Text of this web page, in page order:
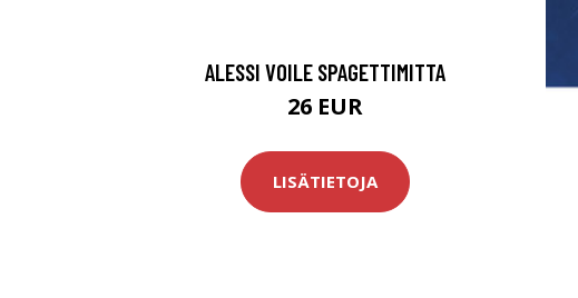
ALESSI VOILE SPAGETTIMITTA
26 EUR
LISÄTIETOJA